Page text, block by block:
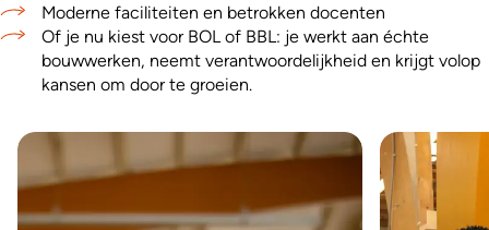
Moderne faciliteiten en betrokken docenten
Of je nu kiest voor BOL of BBL: je werkt aan échte
bouwwerken, neemt verantwoordelijkheid en krijgt volop
kansen om door te groeien.